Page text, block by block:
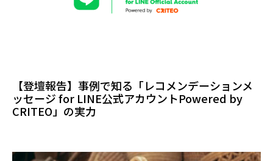
【登壇報告】事例で知る「レコメンデーションメ
ッセージ for LINE公式アカウントPowered by
CRITEO」の実力